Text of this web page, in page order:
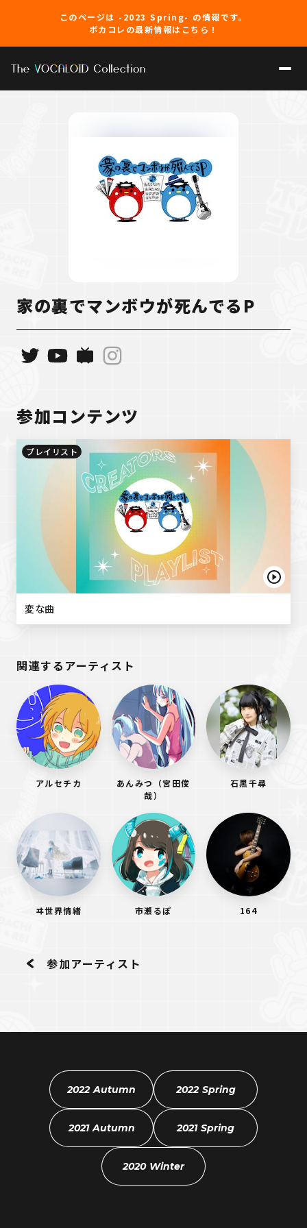
このページは -2023 Spring- の情報です。
ボカコレの最新情報はこちら！
家の裏でマンボウが死んでるP
参加コンテンツ
プレイリスト
変な曲
関連するアーティスト
アルセチカ
あんみつ（宮田俊
哉）
石黒千尋
ヰ世界情緒 市瀬るぽ 164
参加アーティスト
2022 Autumn 2022 Spring
2021 Autumn 2021 Spring
2020 Winter